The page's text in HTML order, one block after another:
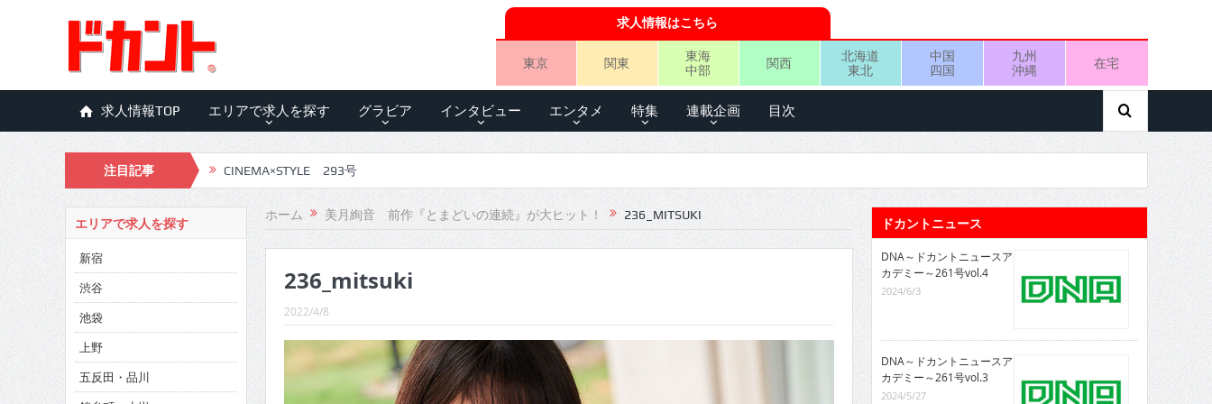
求人情報はこちら
東京 関東
東海
中部
関西
北海道
東北
中国
四国
九州
沖縄
在宅
求人情報TOP エリアで求人を探す グラビア インタビュー エンタメ 特集 連載企画 目次
注目記事 CINEMA×STYLE 293号
CINEMA×STYLE 292号
CINEMA×STYLE 291号
CINEMA×STYLE 290号
CINEMA×STYLE 289号
CINEMA×STYLE 288号
ホーム 美月絢音 前作『とまどいの連続』が大ヒット！ 236_MITSUKI
236_mitsuki
2022/4/8
エリアで求人を探す
新宿
渋谷
池袋
上野
五反田・品川
ドカントニュース
DNA～ドカントニュースア
カデミー～261号vol.4
2024/6/3
DNA～ドカントニュースア
カデミー～261号vol.3
2024/5/27